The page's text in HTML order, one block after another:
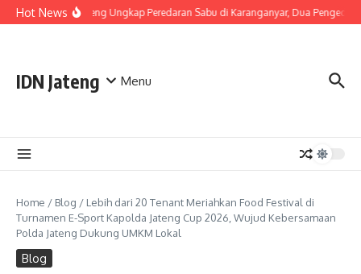
Skip to content
Hot NewsPolda Jateng Ungkap Peredaran Sabu di Karanganyar, Dua Pengedar
IDN Jateng Menu
Home / Blog / Lebih dari 20 Tenant Meriahkan Food Festival di
Turnamen E-Sport Kapolda Jateng Cup 2026, Wujud Kebersamaan
Polda Jateng Dukung UMKM Lokal
Blog